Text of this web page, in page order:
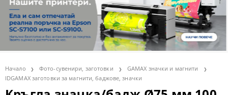
Начало Фото-сувенири, заготовки
GAMAX значки и магнити
IDGAMAX заготовки за магнити, баджове, значки